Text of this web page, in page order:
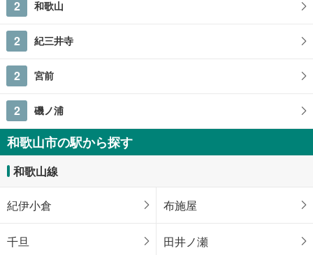
2 和歌山
2 紀三井寺
2 宮前
2 磯ノ浦
和歌山市の駅から探す
和歌山線
紀伊小倉 布施屋
千旦 田井ノ瀬